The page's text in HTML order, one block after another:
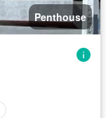
Penthouse